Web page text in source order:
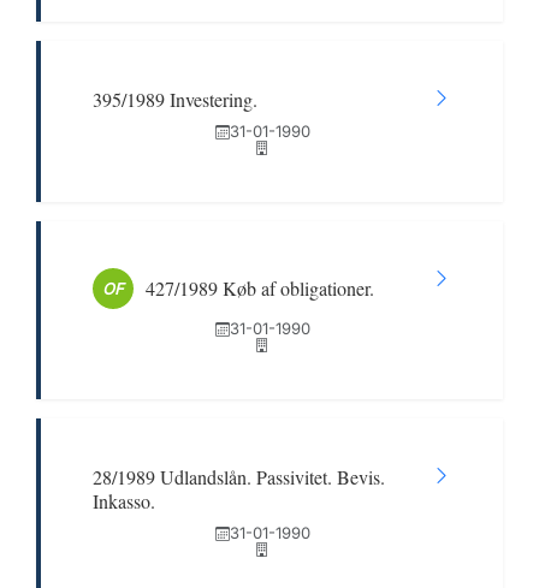
395/1989 Investering.
31-01-1990
OF 427/1989 Køb af obligationer.
31-01-1990
28/1989 Udlandslån. Passivitet. Bevis.
Inkasso.
31-01-1990